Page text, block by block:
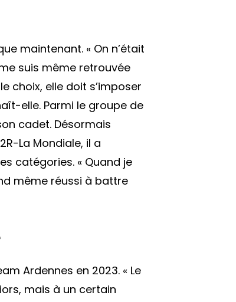
maintenant. « On n’était
suis même retrouvée
choix, elle doit s’imposer
elle. Parmi le groupe de
cadet. Désormais
La Mondiale, il a
catégories. « Quand je
même réussi à battre
Ardennes en 2023. « Le
mais à un certain